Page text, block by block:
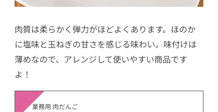
肉質は柔らかく弾力がほどよくあります。ほのか
に塩味と玉ねぎの甘さを感じる味わい。味付けは
薄めなので、アレンジして使いやすい商品です
よ！
業務用 肉だんご